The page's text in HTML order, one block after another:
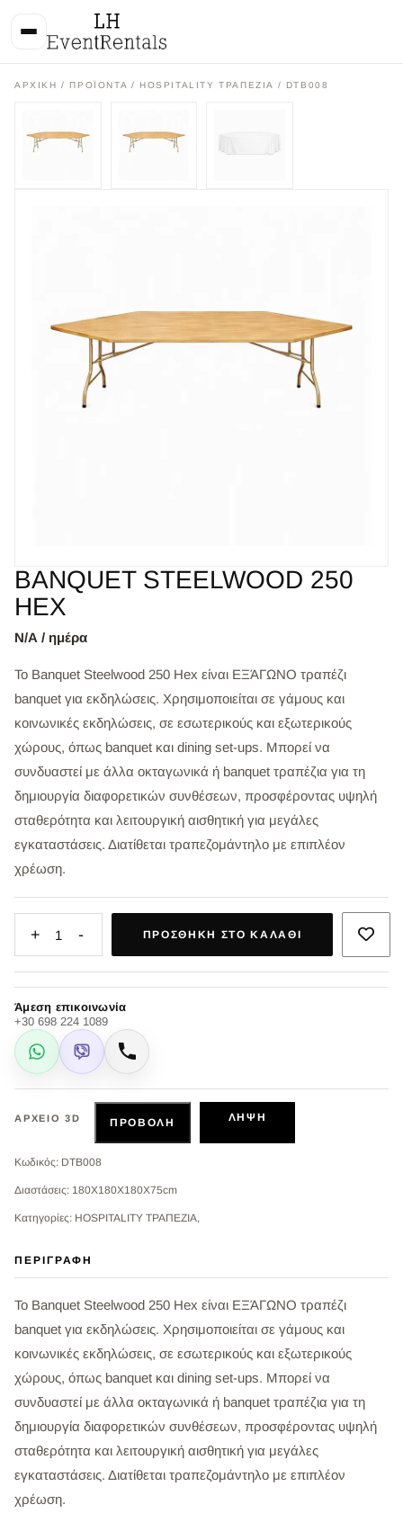
ΑΡΧΙΚΉ / ΠΡΟΪΌΝΤΑ / HOSPITALITY ΤΡΑΠΕΖΙΑ / DTB008
BANQUET STEELWOOD 250
HEX
Ν/Α / ημέρα
Το Banquet Steelwood 250 Hex είναι ΕΞΆΓΩΝΟ τραπέζι
banquet για εκδηλώσεις. Χρησιμοποιείται σε γάμους και
κοινωνικές εκδηλώσεις, σε εσωτερικούς και εξωτερικούς
χώρους, όπως banquet και dining set-ups. Μπορεί να
συνδυαστεί με άλλα οκταγωνικά ή banquet τραπέζια για τη
δημιουργία διαφορετικών συνθέσεων, προσφέροντας υψηλή
σταθερότητα και λειτουργική αισθητική για μεγάλες
εγκαταστάσεις. Διατίθεται τραπεζομάντηλο με επιπλέον
χρέωση.
+ 1 - ΠΡΟΣΘΉΚΗ ΣΤΟ ΚΑΛΆΘΙ
Άμεση επικοινωνία
+30 698 224 1089
WhatsApp
Viber Κλήση
ΑΡΧΕΊΟ 3D ΠΡΟΒΟΛΉ ΛΉΨΗ
Κωδικός: DTB008
Διαστάσεις: 180X180X180X75cm
Κατηγορίες: HOSPITALITY ΤΡΑΠΕΖΙΑ,
ΠΕΡΙΓΡΑΦΉ
Το Banquet Steelwood 250 Hex είναι ΕΞΆΓΩΝΟ τραπέζι
banquet για εκδηλώσεις. Χρησιμοποιείται σε γάμους και
κοινωνικές εκδηλώσεις, σε εσωτερικούς και εξωτερικούς
χώρους, όπως banquet και dining set-ups. Μπορεί να
συνδυαστεί με άλλα οκταγωνικά ή banquet τραπέζια για τη
δημιουργία διαφορετικών συνθέσεων, προσφέροντας υψηλή
σταθερότητα και λειτουργική αισθητική για μεγάλες
εγκαταστάσεις. Διατίθεται τραπεζομάντηλο με επιπλέον
χρέωση.